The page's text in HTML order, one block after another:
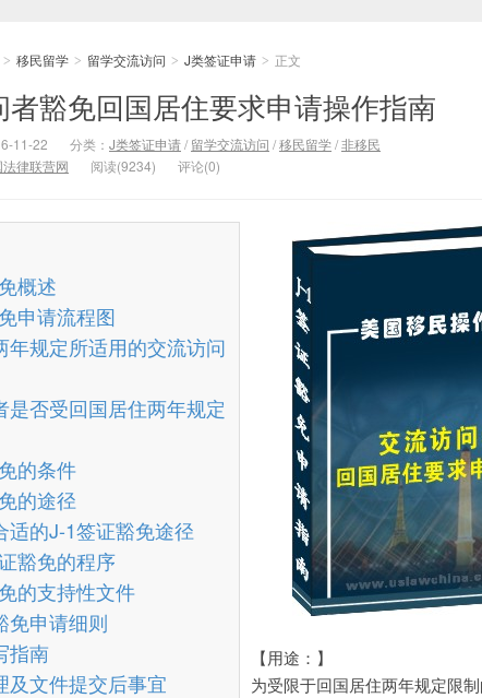
> 移民留学 > 留学交流访问 > J类签证申请 > 正文
豁免回国居住要求申请操作指南
11-22 分类： J类签证申请/ 留学交流访问 /移民留学/非移民
律联营网 阅读(9234) 评论(0)
概述
申请流程图
年规定所适用的交流访问
是否受回国居住两年规定
的条件
的途径
适的J-1签证豁免途径
豁免的程序
的支持性文件
免申请细则
指南
及文件提交后事宜
【用途：】
为受限于回国居住两年规定限